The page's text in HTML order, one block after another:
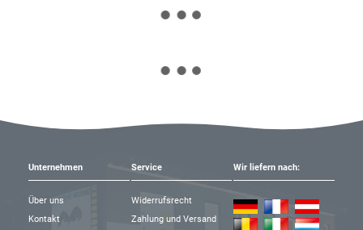
Unternehmen
Über uns
Kontakt
Service
Widerrufsrecht
Zahlung und Versand
Wir liefern nach: